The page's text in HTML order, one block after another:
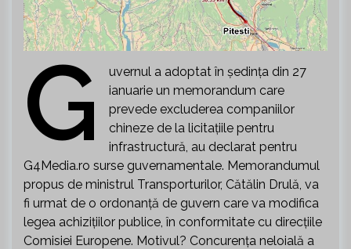
G
uvernul a adoptat în ședința din 27
ianuarie un memorandum care
prevede excluderea companiilor
chineze de la licitațiile pentru
infrastructură, au declarat pentru
G4Media.ro surse guvernamentale. Memorandumul
propus de ministrul Transporturilor, Cătălin Drulă, va
fi urmat de o ordonanță de guvern care va modifica
legea achizițiilor publice, în conformitate cu direcțiile
Comisiei Europene. Motivul? Concurența neloială a